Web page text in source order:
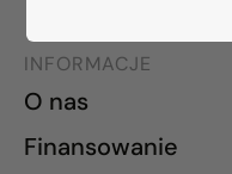
INFORMACJE
O nas
Finansowanie